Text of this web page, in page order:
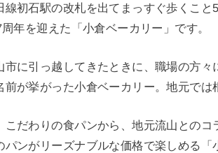
線初石駅の改札を出てまっすぐ歩くこと
年を迎えた「小倉ベーカリー」です。
市に引っ越してきたときに、職場の方
前が挙がった小倉ベーカリー。地元では
こだわりの食パンから、地元流山との
パンがリーズナブルな価格で楽しめる「